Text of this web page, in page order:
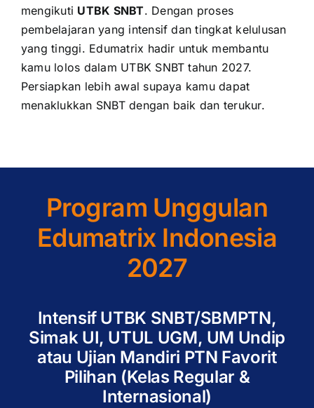
mengikuti UTBK SNBT. Dengan proses
pembelajaran yang intensif dan tingkat kelulusan
yang tinggi. Edumatrix hadir untuk membantu
kamu lolos dalam UTBK SNBT tahun 2027.
Persiapkan lebih awal supaya kamu dapat
menaklukkan SNBT dengan baik dan terukur.
Program Unggulan
Edumatrix Indonesia
2027
Intensif UTBK SNBT/SBMPTN,
Simak UI, UTUL UGM, UM Undip
atau Ujian Mandiri PTN Favorit
Pilihan (Kelas Regular &
Internasional)